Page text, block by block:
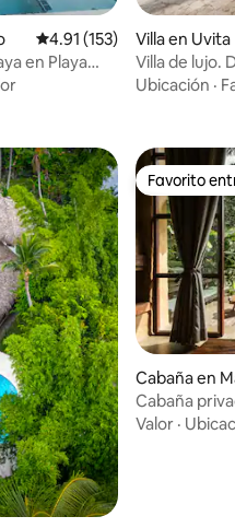
Calificación promedio:
4.91 (153)
en Playa
Villa en Uvita
Villa de lujo.
Ubicación ·
Favorito
Favorito
Cabaña en
Cabaña privada
Guadua
Valor ·